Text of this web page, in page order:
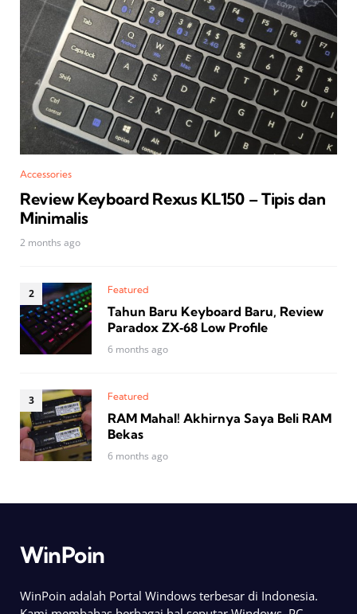
Accessories
Review Keyboard Rexus KL150 – Tipis dan
Minimalis
2 months ago
Featured
Tahun Baru Keyboard Baru, Review
Paradox ZX‑68 Low Profile
6 months ago
Featured
RAM Mahal! Akhirnya Saya Beli RAM
Bekas
6 months ago
WinPoin
WinPoin adalah Portal Windows terbesar di Indonesia.